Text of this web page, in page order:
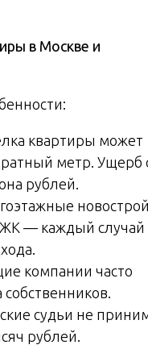
в Москве и
квартиры может
метр. Ущерб
рублей.
— каждый случай
компании часто
судьи не
рублей.